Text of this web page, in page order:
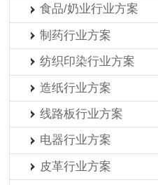
食品/奶业行业方案
制药行业方案
纺织印染行业方案
造纸行业方案
线路板行业方案
电器行业方案
皮革行业方案